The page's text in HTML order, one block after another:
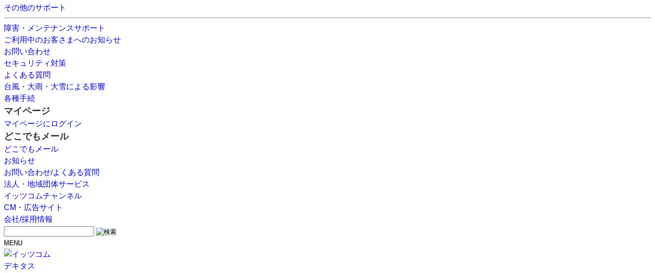
その他のサポート
障害・メンテナンスサポート
ご利用中のお客さまへのお知らせ
お問い合わせ
セキュリティ対策
よくある質問
台風・大雨・大雪による影響
各種手続
マイページ
マイページにログイン
どこでもメール
どこでもメール
お知らせ
お問い合わせ/よくある質問
法人・地域団体サービス
イッツコムチャンネル
CM・広告サイト
会社/採用情報
MENU
デキタス